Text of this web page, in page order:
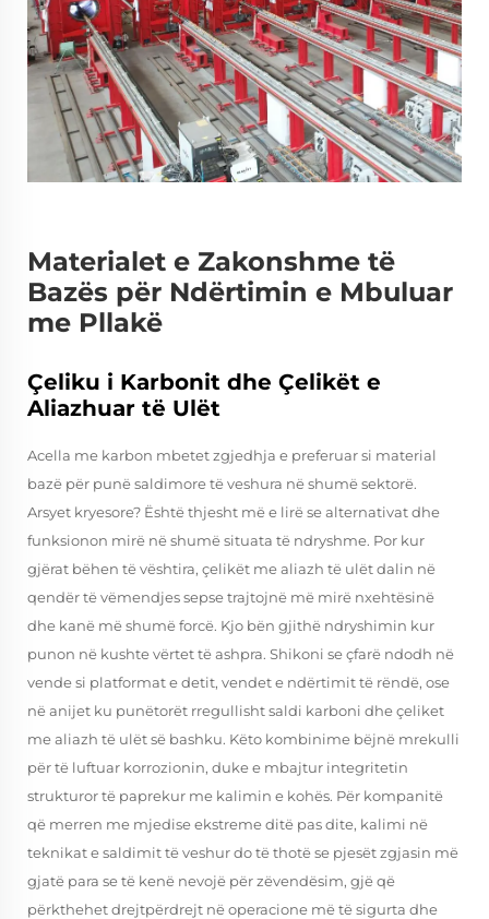
Materialet e Zakonshme të
Bazës për Ndërtimin e Mbuluar
me Pllakë
Çeliku i Karbonit dhe Çelikët e
Aliazhuar të Ulët
Acella me karbon mbetet zgjedhja e preferuar si material
bazë për punë saldimore të veshura në shumë sektorë.
Arsyet kryesore? Është thjesht më e lirë se alternativat dhe
funksionon mirë në shumë situata të ndryshme. Por kur
gjërat bëhen të vështira, çelikët me aliazh të ulët dalin në
qendër të vëmendjes sepse trajtojnë më mirë nxehtësinë
dhe kanë më shumë forcë. Kjo bën gjithë ndryshimin kur
punon në kushte vërtet të ashpra. Shikoni se çfarë ndodh në
vende si platformat e detit, vendet e ndërtimit të rëndë, ose
në anijet ku punëtorët rregullisht saldi karboni dhe çeliket
me aliazh të ulët së bashku. Këto kombinime bëjnë mrekulli
për të luftuar korrozionin, duke e mbajtur integritetin
strukturor të paprekur me kalimin e kohës. Për kompanitë
që merren me mjedise ekstreme ditë pas dite, kalimi në
teknikat e saldimit të veshur do të thotë se pjesët zgjasin më
gjatë para se të kenë nevojë për zëvendësim, gjë që
përkthehet drejtpërdrejt në operacione më të sigurta dhe